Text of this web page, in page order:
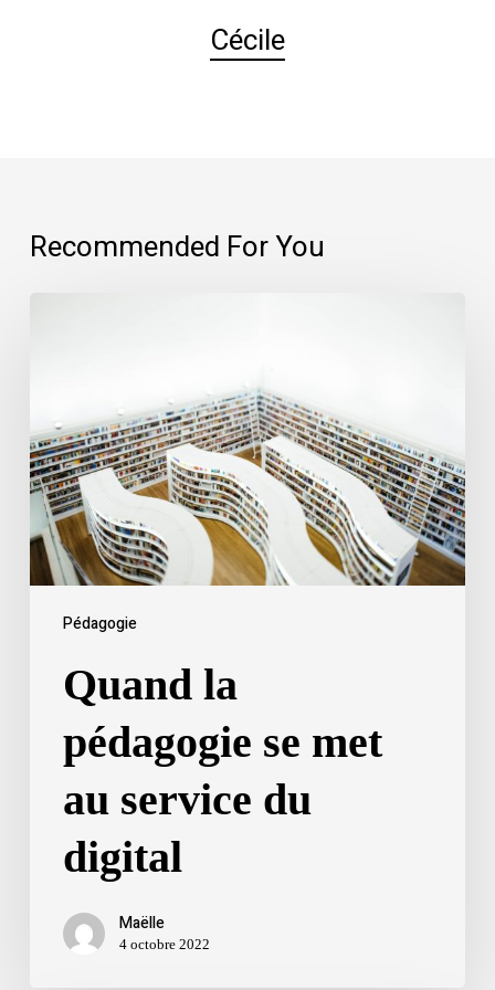
Cécile
Recommended For You
Pédagogie
met
au
service
digital
Quand la
pédagogie se met
au service du
digital
Maëlle
4 octobre 2022